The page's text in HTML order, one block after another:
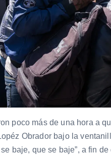
poco más de una hora a
Obrador bajo la
baje, que se baje”, a fin